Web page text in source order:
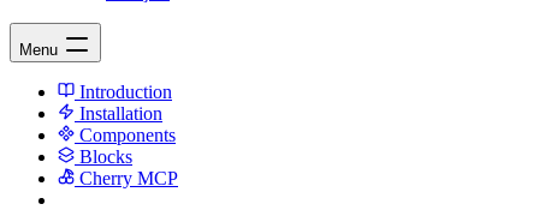
Menu
Introduction
Installation
Components
Blocks
Cherry MCP